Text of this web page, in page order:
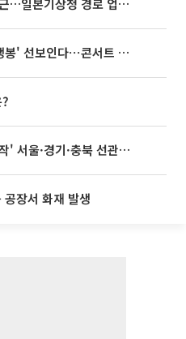
태풍 '돌핀' 오키나와 접근…일본기상청 경로 업데이트
빅뱅, 20주년 기념 '새 뱅봉' 선보인다⋯콘서트 앞두고 팝업 개최
기·충북 선관위 등 추가 압수수색
장서 화재 발생